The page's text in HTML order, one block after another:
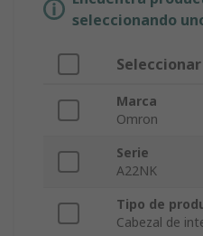
seleccionando
Marca
Omron
Serie
A22NK
Tipo de
Cabezal de